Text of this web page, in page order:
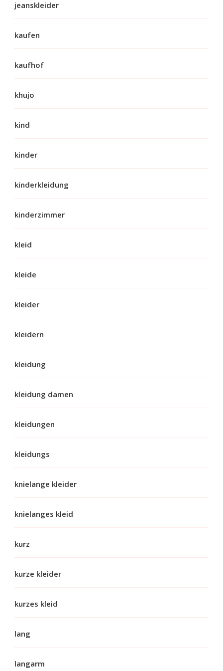
jeanskleider
kaufen
kaufhof
khujo
kind
kinder
kinderkleidung
kinderzimmer
kleid
kleide
kleider
kleidern
kleidung
kleidung damen
kleidungen
kleidungs
knielange kleider
knielanges kleid
kurz
kurze kleider
kurzes kleid
lang
langarm